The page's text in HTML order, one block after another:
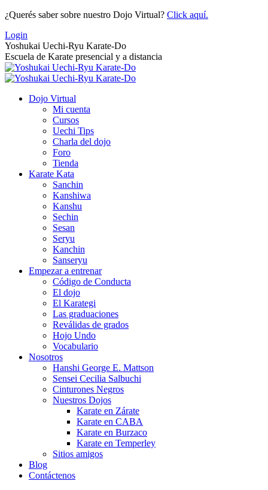
Saltar
contenido
¿Querés saber sobre nuestro Dojo Virtual? Click aquí.
Login
Yoshukai Uechi-Ryu Karate-Do
Escuela de Karate presencial y a distancia
Dojo Virtual
Mi cuenta
Cursos
Uechi Tips
Charla del dojo
Foro
Tienda
Karate Kata
Sanchin
Kanshiwa
Kanshu
Sechin
Sesan
Seryu
Kanchin
Sanseryu
Empezar a entrenar
Código de Conducta
El dojo
El Karategi
Las graduaciones
Reválidas de grados
Hojo Undo
Vocabulario
Nosotros
Hanshi George E. Mattson
Sensei Cecilia Salbuchi
Cinturones Negros
Nuestros Dojos
Karate en Zárate
Karate en CABA
Karate en Burzaco
Karate en Temperley
Sitios amigos
Blog
Contáctenos